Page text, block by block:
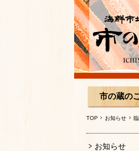
市の蔵の
TOP お知らせ
お知らせ